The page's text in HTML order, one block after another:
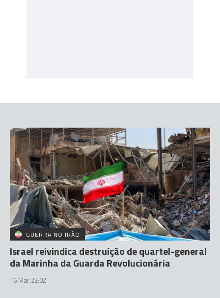
GUERRA NO IRÃO
Israel reivindica destruição de quartel-general
da Marinha da Guarda Revolucionária
16 Mar 22:02